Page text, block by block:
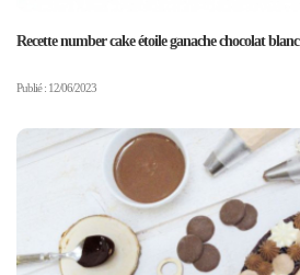
Recette number cake étoile ganache chocolat blanc
Publié : 12/06/2023